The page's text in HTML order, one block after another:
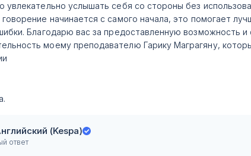
увлекательно услышать себя со стороны без
начинается с самого начала, это помогает
Благодарю вас за предоставленную возможность и
моему преподавателю Гарику Маграгяну,
(Kespa)
ответ